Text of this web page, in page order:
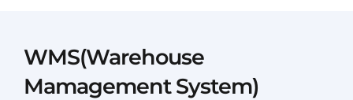
WMS(Warehouse
Mamagement System)